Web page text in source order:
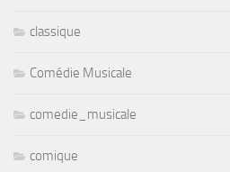
classique
Comédie Musicale
comedie_musicale
comique